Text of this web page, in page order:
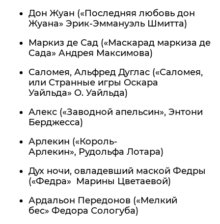
Дон Жуан («Последняя любовь дон
Жуана» Эрик-Эммануэль Шмитта)
Маркиз де Сад («Маскарад маркиза де
Сада» Андрея Максимова)
Саломея, Альфред Дуглас («Саломея,
или Странные игры Оскара
Уайльда» О. Уайльда)
Алекс («Заводной апельсин», Энтони
Берджесса)
Арлекин («Король-
Арлекин», Рудольфа Лотара)
Дух ночи, овладевший маской Федры
(«Федра» Марины Цветаевой)
Ардальон Передонов («Мелкий
бес» Федора Сологуба)